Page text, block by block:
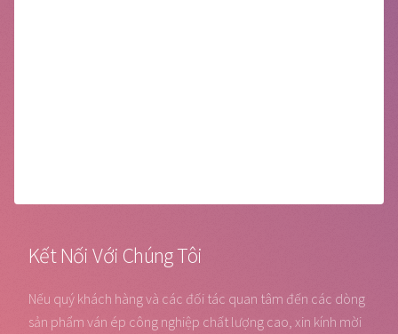
Kết Nối Với Chúng Tôi
Nếu quý khách hàng và các đối tác quan tâm đến các dòng
sản phẩm ván ép công nghiệp chất lượng cao, xin kính mời